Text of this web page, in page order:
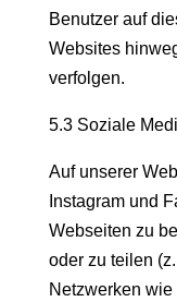
Benutzer auf
Websites
verfolgen.
5.3 Soziale
Auf unserer
Instagram und
Webseiten zu
oder zu teilen
Netzwerken